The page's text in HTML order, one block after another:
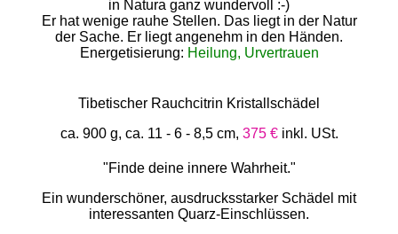
in Natura ganz wundervoll :-)
Er hat wenige rauhe Stellen. Das liegt in der Natur
der Sache. Er liegt angenehm in den Händen.
Energetisierung: Heilung, Urvertrauen
Tibetischer Rauchcitrin Kristallschädel
ca. 900 g, ca. 11 - 6 - 8,5 cm, 375 €inkl. USt.
"Finde deine innere Wahrheit."
Ein wunderschöner, ausdrucksstarker Schädel mit
interessanten Quarz-Einschlüssen.